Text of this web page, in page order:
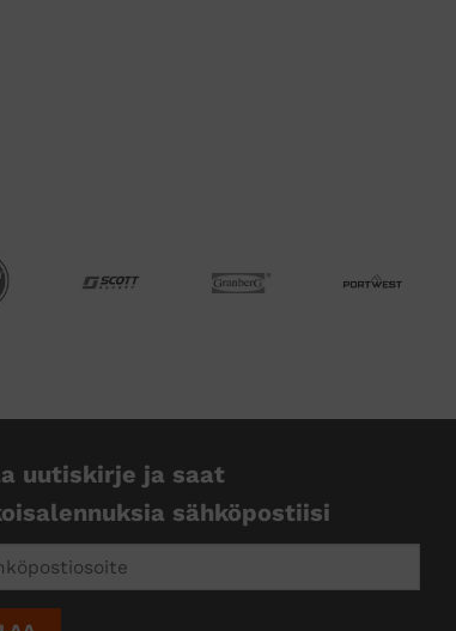
uutiskirje ja saat
sähköpostiisi